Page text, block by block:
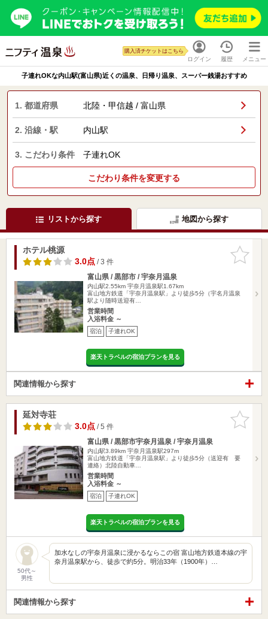
ログイン
購入済チケットはこちら
履歴 メニュー
子連れOKな内山駅(富山県)近くの温泉、日帰り温泉、スーパー銭湯おすすめ
1. 都道府県 北陸・甲信越 / 富山県
2. 沿線・駅 内山駅
3. こだわり条件 子連れOK
こだわり条件を変更する
リストから探す 地図から探す
お気に入
りに追加
ホテル桃源
3.0点/ 3 件
富山県 / 黒部市 / 宇奈月温泉
内山駅2.55km 宇奈月温泉駅1.67km
富山地方鉄道「宇奈月温泉駅」より徒歩5分（宇名月温泉
駅より随時送迎有…
営業時間
入浴料金 ～
宿泊 子連れOK
楽天トラベルの宿泊プランを見る
関連情報から探す
お気に入
りに追加
延対寺荘
3.0点/ 5 件
富山県 / 黒部市宇奈月温泉 / 宇奈月温泉
内山駅3.89km 宇奈月温泉駅297m
富山地方鉄道「宇奈月温泉駅」より徒歩5分（送迎有 要
連絡）北陸自動車…
営業時間
入浴料金 ～
宿泊 子連れOK
楽天トラベルの宿泊プランを見る
50代～
男性
加水なしの宇奈月温泉に浸かるならこの宿 富山地方鉄道本線の宇
奈月温泉駅から、徒歩で約5分。明治33年（1900年）…
関連情報から探す